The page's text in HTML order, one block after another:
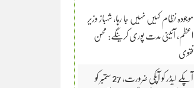
موجودہ نظام کہیں نہیں جا رہا، شہباز وزیر
اعظم، آئینی مدت پوری کرینگے: محسن
نقوی
آپکے لیڈر کو آپکی ضرورت، 27 ستمبر کو